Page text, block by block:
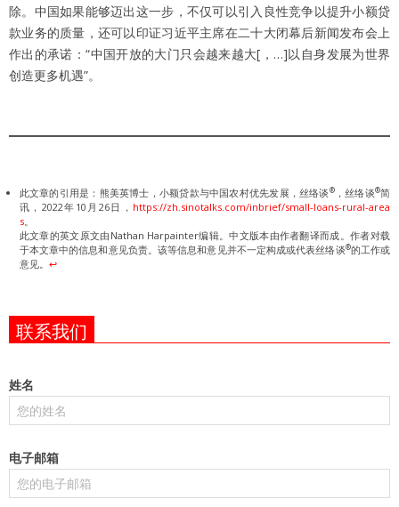
除。中国如果能够迈出这一步，不仅可以引入良性竞争以提升小额贷
款业务的质量，还可以印证习近平主席在二十大闭幕后新闻发布会上
作出的承诺：“中国开放的大门只会越来越大[，…]以自身发展为世界
创造更多机遇”。
此文章的引用是：熊美英博士，小额贷款与中国农村优先发展，丝络谈®，丝络谈®简
讯，2022年10月26日， https://zh.sinotalks.com/inbrief/small-loans-rural-area
s。
此文章的英文原文由Nathan Harpainter编辑。中文版本由作者翻译而成。作者对载
于本文章中的信息和意见负责。该等信息和意见并不一定构成或代表丝络谈®的工作或
意见。 ↩︎
联系我们
姓名
电子邮箱